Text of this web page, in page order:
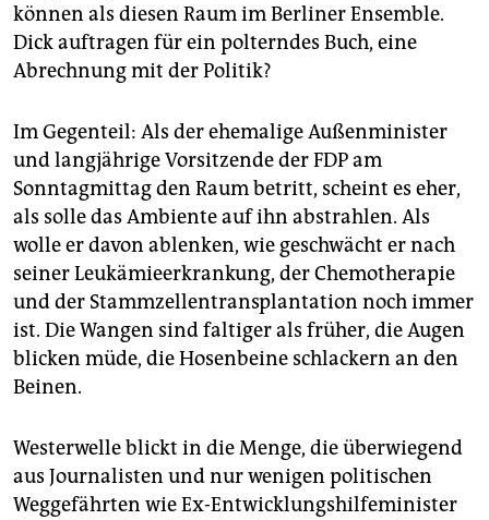
genossenschaft
epaper login
können als diesen Raum im Berliner Ensemble.
Dick auftragen für ein polterndes Buch, eine
Abrechnung mit der Politik?
Im Gegenteil: Als der ehemalige Außenminister
und langjährige Vorsitzende der FDP am
Sonntagmittag den Raum betritt, scheint es eher,
als solle das Ambiente auf ihn abstrahlen. Als
wolle er davon ablenken, wie geschwächt er nach
seiner Leukämieerkrankung, der Chemotherapie
und der Stammzellentransplantation noch immer
ist. Die Wangen sind faltiger als früher, die Augen
blicken müde, die Hosenbeine schlackern an den
Beinen.
Westerwelle blickt in die Menge, die überwiegend
aus Journalisten und nur wenigen politischen
Weggefährten wie Ex-Entwicklungshilfeminister